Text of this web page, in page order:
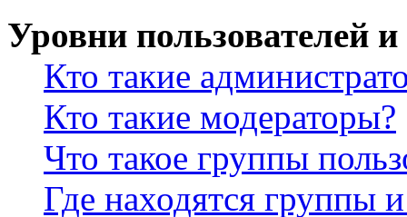
Уровни пользователей
Кто такие
Кто такие модераторы?
Что такое группы
Где находятся группы